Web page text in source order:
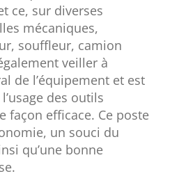
ce, sur diverses
mécaniques,
souffleur, camion
veiller à
de l’équipement et est
des outils
façon efficace. Ce poste
un souci du
qu’une bonne